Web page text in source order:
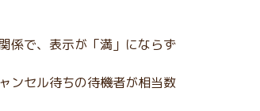
係で、表示が「満」にならず
ンセル待ちの待機者が相当数